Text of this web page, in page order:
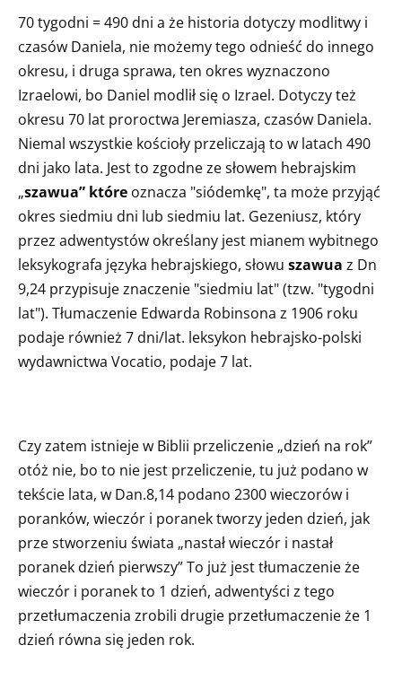
70 tygodni = 490 dni a że historia dotyczy modlitwy i
czasów Daniela, nie możemy tego odnieść do innego
okresu, i druga sprawa, ten okres wyznaczono
Izraelowi, bo Daniel modlił się o Izrael. Dotyczy też
okresu 70 lat proroctwa Jeremiasza, czasów Daniela.
Niemal wszystkie kościoły przeliczają to w latach 490
dni jako lata. Jest to zgodne ze słowem hebrajskim
„szawua” które oznacza "siódemkę", ta może przyjąć
okres siedmiu dni lub siedmiu lat. Gezeniusz, który
przez adwentystów określany jest mianem wybitnego
leksykografa języka hebrajskiego, słowu szawua z Dn
9,24 przypisuje znaczenie "siedmiu lat" (tzw. "tygodni
lat"). Tłumaczenie Edwarda Robinsona z 1906 roku
podaje również 7 dni/lat. leksykon hebrajsko-polski
wydawnictwa Vocatio, podaje 7 lat.
Czy zatem istnieje w Biblii przeliczenie „dzień na rok”
otóż nie, bo to nie jest przeliczenie, tu już podano w
tekście lata, w Dan.8,14 podano 2300 wieczorów i
poranków, wieczór i poranek tworzy jeden dzień, jak
prze stworzeniu świata „nastał wieczór i nastał
poranek dzień pierwszy” To już jest tłumaczenie że
wieczór i poranek to 1 dzień, adwentyści z tego
przetłumaczenia zrobili drugie przetłumaczenie że 1
dzień równa się jeden rok.